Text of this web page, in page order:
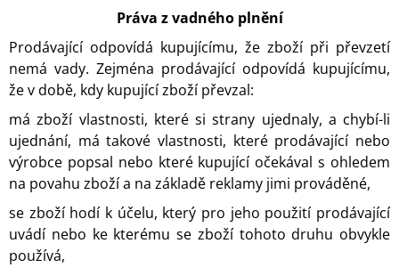
Práva z vadného plnění
Prodávající odpovídá kupujícímu, že zboží při převzetí
nemá vady. Zejména prodávající odpovídá kupujícímu,
že v době, kdy kupující zboží převzal:
má zboží vlastnosti, které si strany ujednaly, a chybí-li
ujednání, má takové vlastnosti, které prodávající nebo
výrobce popsal nebo které kupující očekával s ohledem
na povahu zboží a na základě reklamy jimi prováděné,
se zboží hodí k účelu, který pro jeho použití prodávající
uvádí nebo ke kterému se zboží tohoto druhu obvykle
používá,